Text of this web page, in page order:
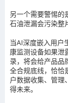
另一个需要警惕的
石油泄漏会污染整
当AI深度嵌入用户
康监测设备如果泄
录，将会给产品品
全合规底线，恰恰
户数据收集、管理
得未来。